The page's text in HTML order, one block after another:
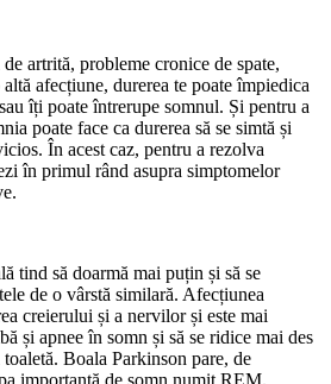
artrită, probleme cronice de spate,
afecțiune, durerea te poate împiedica
îți poate întrerupe somnul. Și pentru a
poate face ca durerea să se simtă și
În acest caz, pentru a rezolva
în primul rând asupra simptomelor
tind să doarmă mai puțin și să se
de o vârstă similară. Afecțiunea
creierului și a nervilor și este mai
și apnee în somn și să se ridice mai des
Boala Parkinson pare, de